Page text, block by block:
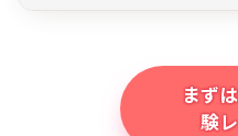
まず
験